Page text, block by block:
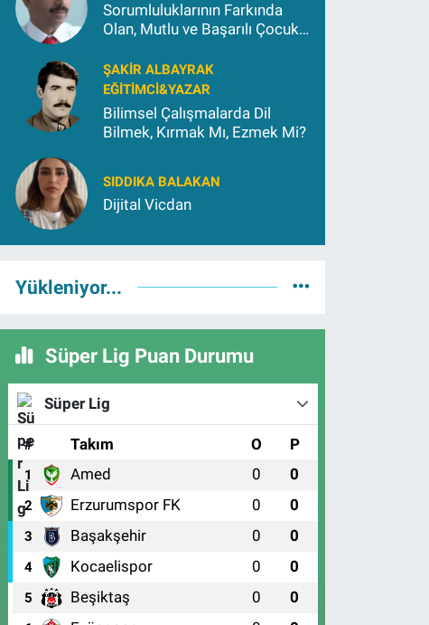
Sorumluluklarının Farkında
Olan, Mutlu ve Başarılı Çocuk
ŞAKIR ALBAYRAK
EĞITIMCI&YAZAR
Bilimsel Çalışmalarda Dil
Bilmek, Kırmak Mı, Ezmek Mi?
SIDDIKA BALAKAN
Dijital Vicdan
Yükleniyor...
Süper Lig Puan Durumu
Süper Lig
# Takım O P
1 Amed 0 0
2 Erzurumspor FK 0 0
3 Başakşehir 0 0
4 Kocaelispor 0 0
5 Beşiktaş 0 0